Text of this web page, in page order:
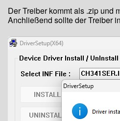
Der Treiber kommt als .zip und
Anchließend sollte der Treiber